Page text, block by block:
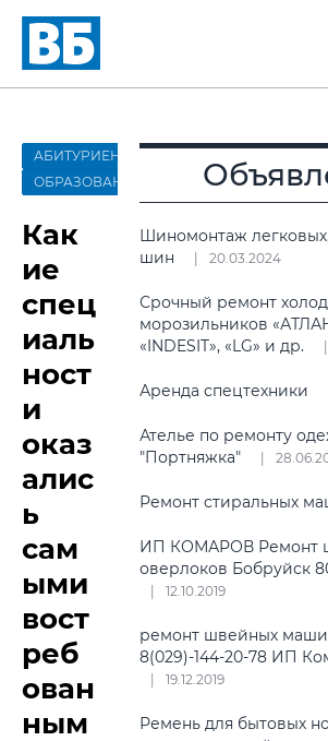
АБИТУРИЕНТ-2022
ОБРАЗОВАНИЕ
Как
ие
спец
иаль
ност
и
оказ
алис
ь
сам
ыми
вост
реб
ован
ным
Шиномонтаж легковых,
шин
20.03.2024
Срочный ремонт
морозильников
«INDESIT», «LG» и др.
Аренда спецтехники
Ателье по ремонту
"Портняжка"
Ремонт стиральных
ИП КОМАРОВ Ремонт
оверлоков Бобруйск
12.10.2019
ремонт швейных
8(029)-144-20-78 ИП
19.12.2019
Ремень для бытовых